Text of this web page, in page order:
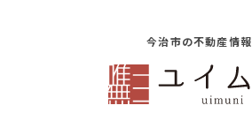
今治市の不動産情報